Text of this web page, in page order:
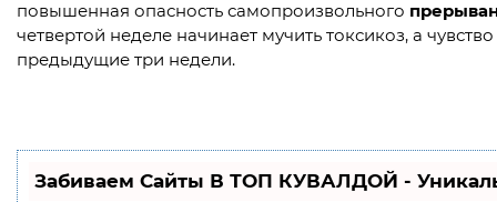
повышенная опасность самопроизвольного
четвертой неделе начинает мучить токсикоз, а
предыдущие три недели.
Забиваем Сайты В ТОП КУВАЛДОЙ -